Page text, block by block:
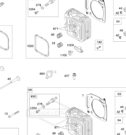
6 Маховик, электрический
стартер 389575-0002-E1
Увеличить